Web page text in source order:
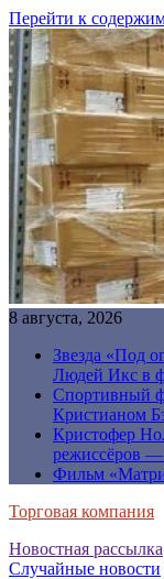
Перейти к
8 августа, 2026
Звезда «Под
Людей Икс в
Спортивный
Кристианом
Кристофер
режиссёров —
Фильм
Торговая компания
Новостная рассылка
Случайные новости